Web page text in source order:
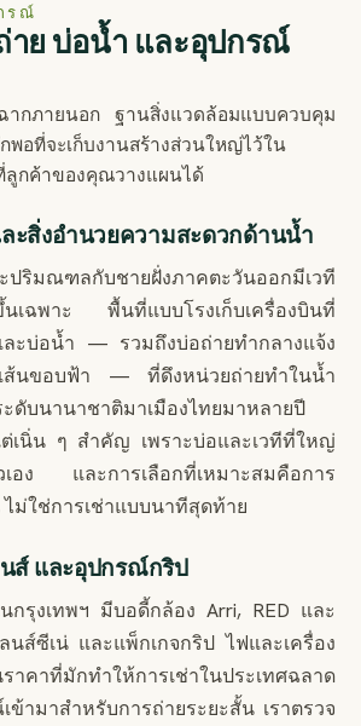
รณ์
าย บ่อน้ำ และอุปกรณ์
ากภายนอก ฐานสิ่งแวดล้อมแบบควบคุม
อที่จะเก็บงานสร้างส่วนใหญ่ไว้ใน
กค้าของคุณวางแผนได้
ะสิ่งอำนวยความสะดวกด้านน้ำ
มณฑลกับชายฝั่งภาคตะวันออกมีเวที
นเฉพาะ พื้นที่แบบโรงเก็บเครื่องบินที่
ละบ่อน้ำ — รวมถึงบ่อถ่ายทำกลางแจ้ง
ส้นขอบฟ้า — ที่ดึงหน่วยถ่ายทำในน้ำ
ดับนานาชาติมาเมืองไทยมาหลายปี
ต่เนิ่น ๆ สำคัญ เพราะบ่อและเวทีที่ใหญ่
อง และการเลือกที่เหมาะสมคือการ
ม่ใช่การเช่าแบบนาทีสุดท้าย
นส์ และอุปกรณ์กริป
กรุงเทพฯ มีบอดี้กล้อง Arri, RED และ
นส์ซีเน่ และแพ็กเกจกริป ไฟและเครื่อง
คาที่มักทำให้การเช่าในประเทศฉลาด
ามาสำหรับการถ่ายระยะสั้น เราตรวจ